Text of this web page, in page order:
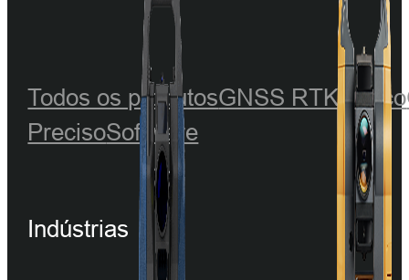
Todos os produtosGNSS RTKÓptico
PrecisoSoftware
Indústrias